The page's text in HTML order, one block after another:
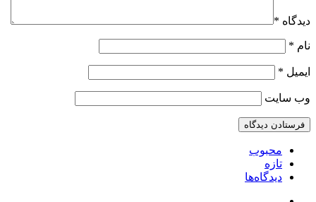
دیدگاه *
نام *
ایمیل *
وب‌ سایت
محبوب
تازه
دیدگاه‌ها